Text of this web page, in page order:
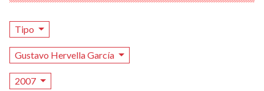
Tipo
Gustavo Hervella García
2007